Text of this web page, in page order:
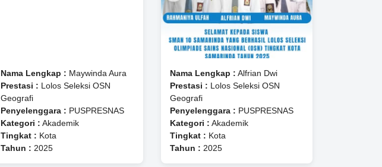
Nama Lengkap : Maywinda Aura
Prestasi : Lolos Seleksi OSN
Geografi
Penyelenggara : PUSPRESNAS
Kategori : Akademik
Tingkat : Kota
Tahun : 2025
Nama Lengkap : Alfrian Dwi
Prestasi : Lolos Seleksi OSN
Geografi
Penyelenggara : PUSPRESNAS
Kategori : Akademik
Tingkat : Kota
Tahun : 2025